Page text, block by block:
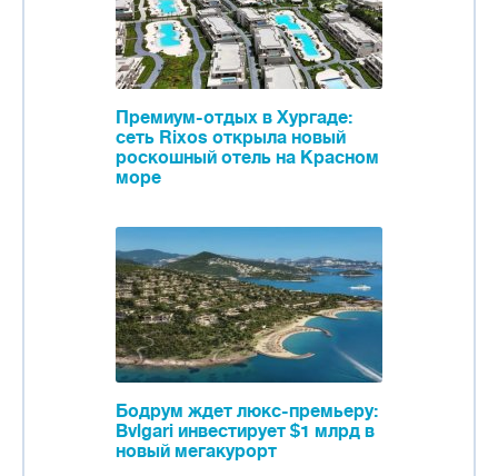
Премиум-отдых в Хургаде:
сеть Rixos открыла новый
роскошный отель на Красном
море
Бодрум ждет люкс-премьеру:
Bvlgari инвестирует $1 млрд в
новый мегакурорт